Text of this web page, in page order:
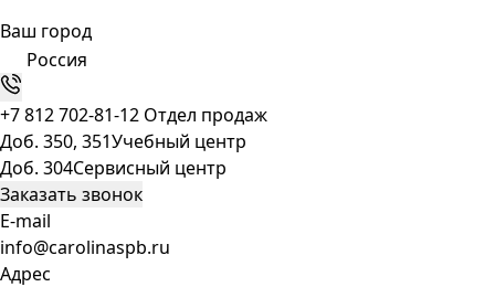
Ваш город
Россия
+7 812 702-81-12 Отдел продаж
Доб. 350, 351Учебный центр
Доб. 304Сервисный центр
Заказать звонок
E-mail
info@carolinaspb.ru
Адрес